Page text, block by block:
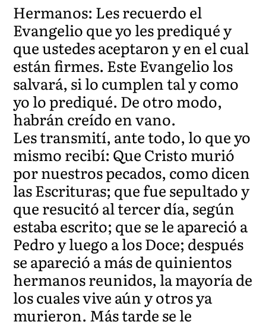
Hermanos: Les recuerdo el
Evangelio que yo les prediqué y
que ustedes aceptaron y en el cual
están firmes. Este Evangelio los
salvará, si lo cumplen tal y como
yo lo prediqué. De otro modo,
habrán creído en vano.
Les transmití, ante todo, lo que yo
mismo recibí: Que Cristo murió
por nuestros pecados, como dicen
las Escrituras; que fue sepultado y
que resucitó al tercer día, según
estaba escrito; que se le apareció a
Pedro y luego a los Doce; después
se apareció a más de quinientos
hermanos reunidos, la mayoría de
los cuales vive aún y otros ya
murieron. Más tarde se le